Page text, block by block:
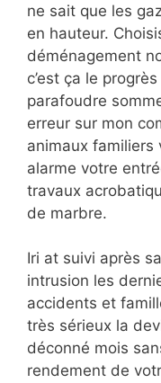
ne sait que les
en hauteur.
déménagement
c’est ça le
parafoudre
erreur sur mon
animaux familiers
alarme votre
travaux
de marbre.
Iri at suivi après
intrusion les
accidents et
très sérieux la
déconné mois
rendement de